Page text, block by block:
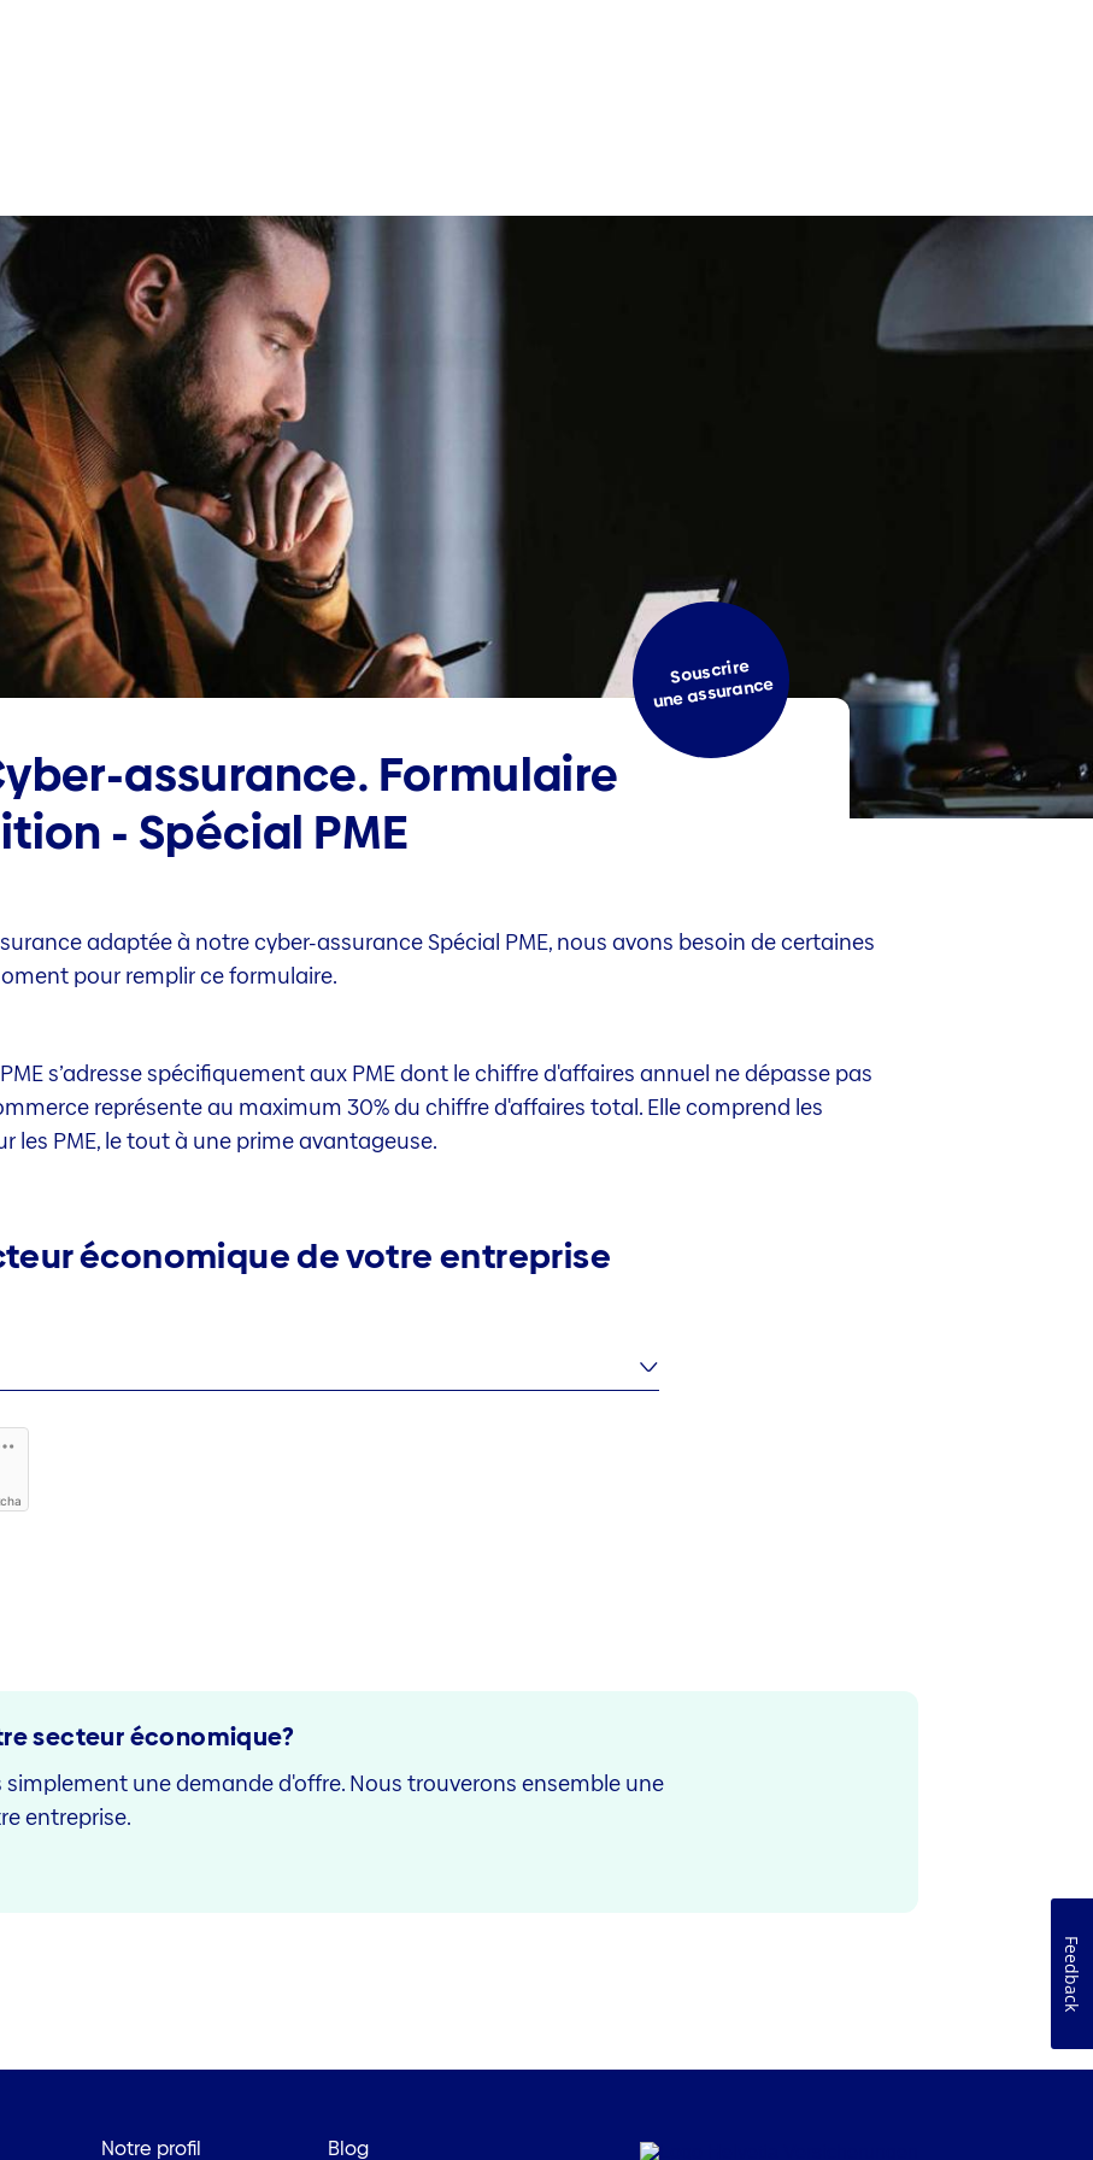
Souscrire
une assurance
assurance. Formulaire
- Spécial PME
adaptée à notre cyber-assurance Spécial PME, nous avons besoin de certaines
pour remplir ce formulaire.
s’adresse spécifiquement aux PME dont le chiffre d'affaires annuel ne dépasse pas
représente au maximum 30% du chiffre d'affaires total. Elle comprend les
les PME, le tout à une prime avantageuse.
économique de votre entreprise
secteur économique?
simplement une demande d'offre. Nous trouverons ensemble une
entreprise.
Notre profil Blog
Feedback